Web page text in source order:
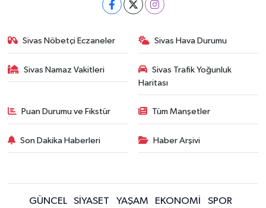
Sivas Nöbetçi Eczaneler Sivas Hava Durumu
Sivas Namaz Vakitleri
Sivas Trafik Yoğunluk
Haritası
Puan Durumu ve Fikstür Tüm Manşetler
Son Dakika Haberleri Haber Arşivi
GÜNCEL SİYASET YAŞAM EKONOMİ
SPOR